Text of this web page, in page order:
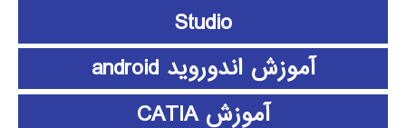
Studio
آموزش اندوروید android
آموزش CATIA